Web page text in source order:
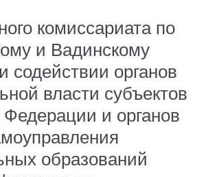
комиссариата по
и Вадинскому
содействии органов
власти субъектов
и органов
образований